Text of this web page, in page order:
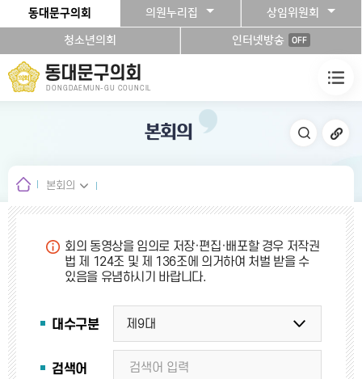
본문바로가기
동대문구의회 의원누리집 상임위원회
청소년의회 인터넷방송 OFF
동대문구의회
DONGDAEMUN-GU COUNCIL
본회의
본회의
회의 동영상을 임의로 저장·편집·배포할 경우 저작권
법 제 124조 및 제 136조에 의거하여 처벌 받을 수
있음을 유념하시기 바랍니다.
대수구분
검색어